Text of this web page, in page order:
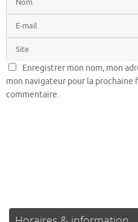
Enregistrer mon nom, mon
mon navigateur pour la prochaine
commentaire.